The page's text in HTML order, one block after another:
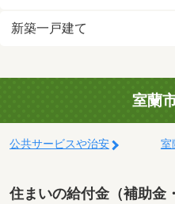
新築一戸建て
室蘭
公共サービスや治安 室
住まいの給付金（補助金